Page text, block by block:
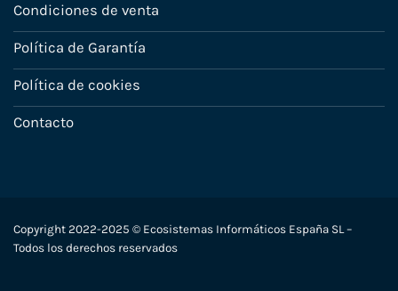
Condiciones de venta
Política de Garantía
Política de cookies
Contacto
Copyright 2022-2025 © Ecosistemas Informáticos España SL –
Todos los derechos reservados